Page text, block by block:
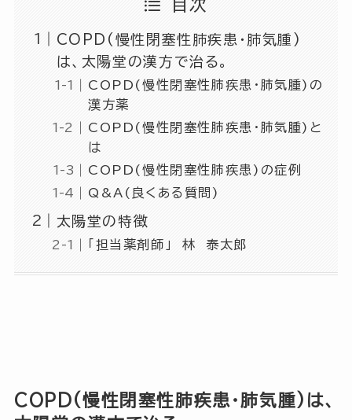
目次
COPD(慢性閉塞性肺疾患・肺気腫)
は、太陽堂の漢方で治る。
COPD(慢性閉塞性肺疾患・肺気腫)の
漢方薬
COPD(慢性閉塞性肺疾患・肺気腫)と
は
COPD(慢性閉塞性肺疾患)の症例
Q&A(良くある質問)
太陽堂の特徴
「担当薬剤師」 林 泰太郎
COPD(慢性閉塞性肺疾患・肺気腫)は、